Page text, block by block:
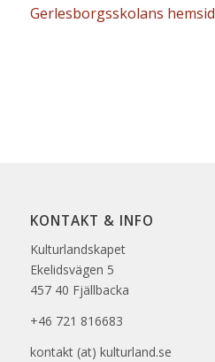
Gerlesborgsskolans
KONTAKT & INFO
Kulturlandskapet
Ekelidsvägen 5
457 40 Fjällbacka
+46 721 816683
kontakt (at) kulturland.se